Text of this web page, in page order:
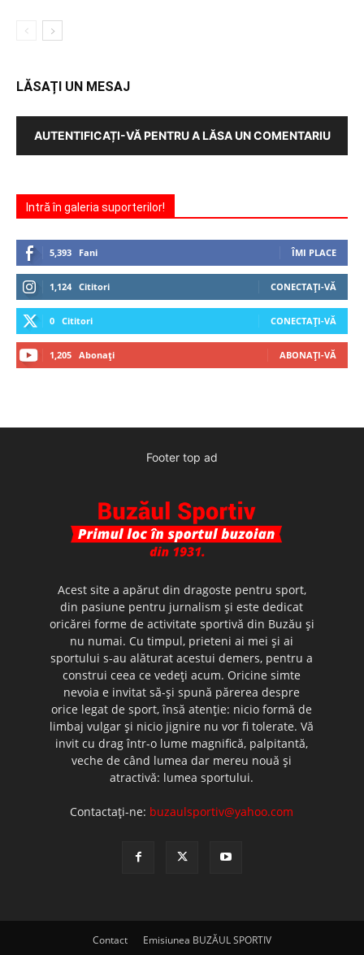
LĂSAȚI UN MESAJ
AUTENTIFICAȚI-VĂ PENTRU A LĂSA UN COMENTARIU
Intră în galeria suporterilor!
5,393 Fani ÎMI PLACE
1,124 Cititori CONECTAȚI-VĂ
0 Cititori CONECTAȚI-VĂ
1,205 Abonați ABONAȚI-VĂ
Footer top ad
Acest site a apărut din dragoste pentru sport,
din pasiune pentru jurnalism şi este dedicat
oricărei forme de activitate sportivă din Buzău şi
nu numai. Cu timpul, prieteni ai mei şi ai
sportului s-au alăturat acestui demers, pentru a
construi ceea ce vedeţi acum. Oricine simte
nevoia e invitat să-şi spună părerea despre
orice legat de sport, însă atenţie: nicio formă de
limbaj vulgar şi nicio jignire nu vor fi tolerate. Vă
invit cu drag într-o lume magnifică, palpitantă,
veche de când lumea dar mereu nouă şi
atractivă: lumea sportului.
Contactați-ne: buzaulsportiv@yahoo.com
Contact Emisiunea BUZĂUL SPORTIV